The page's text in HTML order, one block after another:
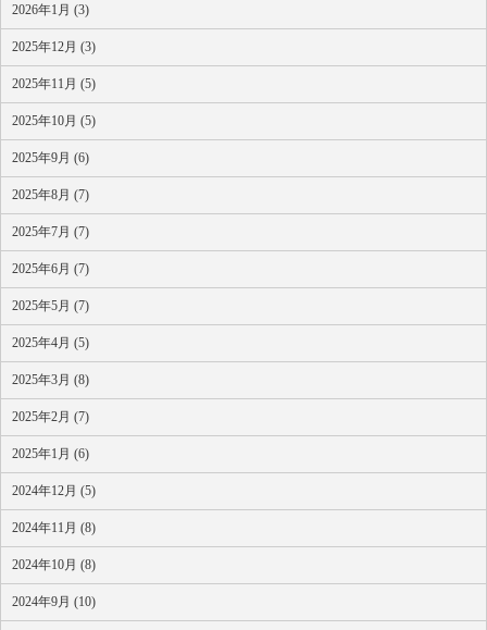
2026年1月 (3)
2025年12月 (3)
2025年11月 (5)
2025年10月 (5)
2025年9月 (6)
2025年8月 (7)
2025年7月 (7)
2025年6月 (7)
2025年5月 (7)
2025年4月 (5)
2025年3月 (8)
2025年2月 (7)
2025年1月 (6)
2024年12月 (5)
2024年11月 (8)
2024年10月 (8)
2024年9月 (10)